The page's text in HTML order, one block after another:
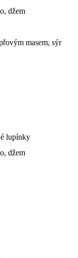
džem
masem, sýr
lupínky
džem